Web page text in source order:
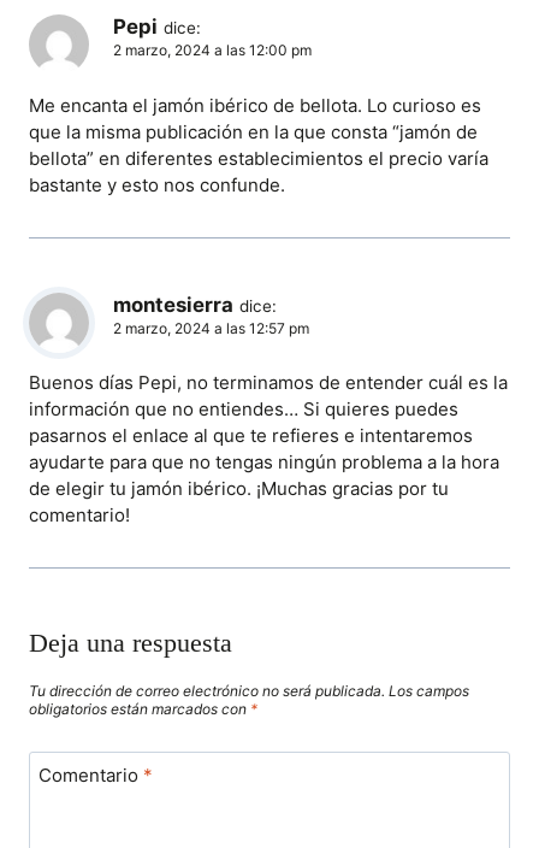
Pepi dice:
2 marzo, 2024 a las 12:00 pm
Me encanta el jamón ibérico de bellota. Lo curioso es
que la misma publicación en la que consta “jamón de
bellota” en diferentes establecimientos el precio varía
bastante y esto nos confunde.
montesierra dice:
2 marzo, 2024 a las 12:57 pm
Buenos días Pepi, no terminamos de entender cuál es la
información que no entiendes… Si quieres puedes
pasarnos el enlace al que te refieres e intentaremos
ayudarte para que no tengas ningún problema a la hora
de elegir tu jamón ibérico. ¡Muchas gracias por tu
comentario!
Deja una respuesta
Tu dirección de correo electrónico no será publicada. Los campos
obligatorios están marcados con *
Comentario *